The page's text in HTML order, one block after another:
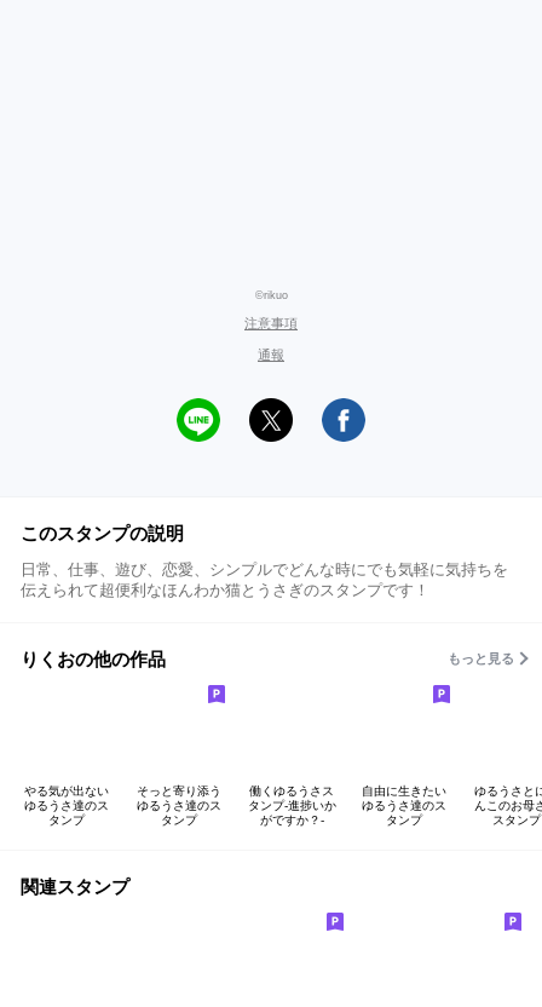
©rikuo
注意事項
通報
このスタンプの説明
日常、仕事、遊び、恋愛、シンプルでどんな時にでも気軽に気持ちを
伝えられて超便利なほんわか猫とうさぎのスタンプです！
りくおの他の作品 もっと見る
やる気が出ない
ゆるうさ達のス
タンプ
そっと寄り添う
ゆるうさ達のス
タンプ
働くゆるうさス
タンプ-進捗いか
がですか？-
自由に生きたい
ゆるうさ達のス
タンプ
ゆるうさと
んこのお母
スタンプ
関連スタンプ